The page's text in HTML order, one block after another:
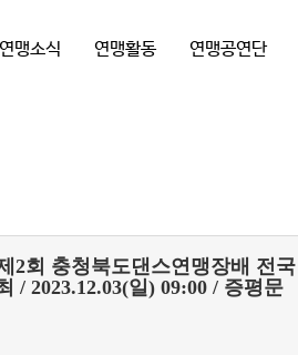
연맹소식 연맹활동 연맹공연단
2회 충청북도댄스연맹장배 전국
/ 2023.12.03(일) 09:00 / 증평문